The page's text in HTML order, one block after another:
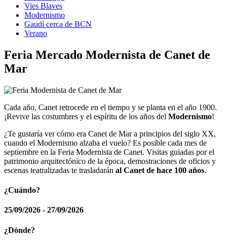
Vies Blaves
Modernismo
Gaudí cerca de BCN
Verano
Feria Mercado Modernista de Canet de
Mar
Cada año, Canet retrocede en el tiempo y se planta en el año 1900.
¡Revive las costumbres y el espíritu de los años del Modernismo!
¿Te gustaría ver cómo era Canet de Mar a principios del siglo XX,
cuando el Modernismo alzaba el vuelo? Es posible cada mes de
septiembre en la Feria Modernista de Canet. Visitas guiadas por el
patrimonio arquitectónico de la época, demostraciones de oficios y
escenas teatralizadas te trasladarán al Canet de hace 100 años.
¿Cuándo?
25/09/2026 - 27/09/2026
¿Dónde?